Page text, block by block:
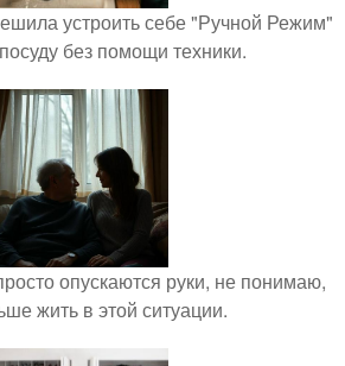
устроить себе "Ручной Режим"
без помощи техники.
опускаются руки, не понимаю,
жить в этой ситуации.